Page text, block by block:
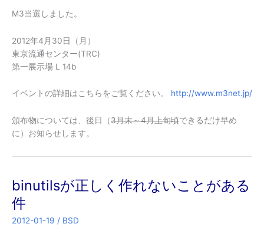
M3当選しました。
2012年4月30日（月）
東京流通センター(TRC)
第一展示場 L 14b
イベントの詳細はこちらをご覧ください。 http://www.m3net.jp/
頒布物については、後日（3月末～4月上旬頃できるだけ早め
に）お知らせします。
binutilsが正しく作れないことがある
件
2012-01-19 / BSD